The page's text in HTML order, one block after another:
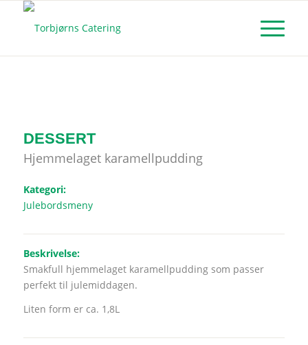
DESSERT
Hjemmelaget karamellpudding
Kategori:
Julebordsmeny
Beskrivelse:
Smakfull hjemmelaget karamellpudding som passer
perfekt til julemiddagen.
Liten form er ca. 1,8L